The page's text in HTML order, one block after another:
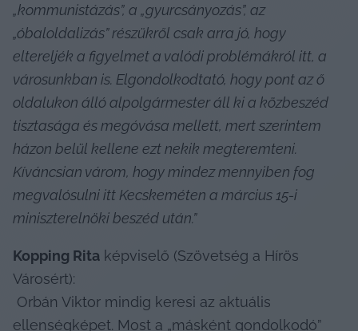
„kommunistázás”, a „gyurcsányozás”, az
„óbaloldalizás” részükről csak arra jó, hogy
eltereljék a figyelmet a valódi problémákról itt, a
városunkban is. Elgondolkodtató, hogy pont az ő
oldalukon álló alpolgármester áll ki a közbeszéd
tisztasága és megóvása mellett, mert szerintem
házon belül kellene ezt nekik megteremteni.
Kíváncsian várom, hogy mindez mennyiben fog
megvalósulni itt Kecskeméten a március 15-i
miniszterelnöki beszéd után.”
Kopping Rita képviselő (Szövetség a Hírös
Városért):
ellenségképet. Most a „másként gondolkodó”